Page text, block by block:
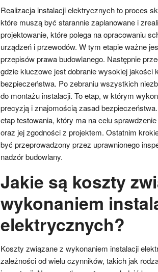
Realizacja instalacji elektrycznych to proces
które muszą być starannie zaplanowane i
projektowanie, które polega na opracowaniu
urządzeń i przewodów. W tym etapie ważne
przepisów prawa budowlanego. Następnie
gdzie kluczowe jest dobranie wysokiej jakości
bezpieczeństwa. Po zebraniu wszystkich
do montażu instalacji. To etap, w którym
precyzją i znajomością zasad
etap testowania, który ma na celu
oraz jej zgodności z projektem. Ostatnim
być przeprowadzony przez uprawnionego
nadzór budowlany.
Jakie są koszty
wykonaniem
elektrycznych?
Koszty związane z wykonaniem instalacji
zależności od wielu czynników, takich jak